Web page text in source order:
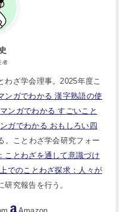
者
わざ学会理事。2025年度こ
ンガでわかる 漢字熟語の使
ンガでわかる すごいこと
ガでわかる おもしろい四
。ことわざ学会研究フォー
ことわざを通して意識づけ
でのことわざ探求：人々が
研究報告を行う。